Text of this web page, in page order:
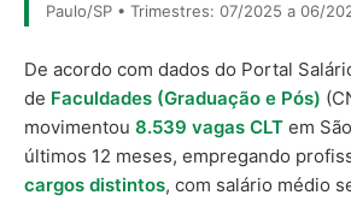
Paulo/SP • Trimestres: 07/2025 a 06/
De acordo com dados do Portal
de Faculdades (Graduação e Pós)
movimentou 8.539 vagas CLT em
últimos 12 meses, empregando
cargos distintos, com salário médio